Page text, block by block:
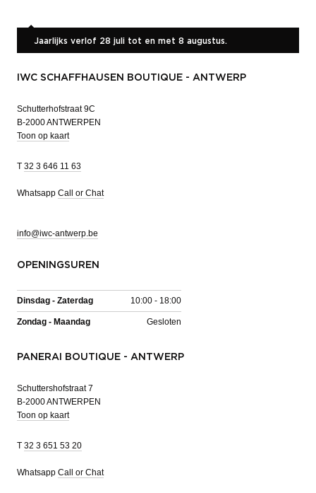
Jaarlijks verlof 28 juli tot en met 8 augustus.
IWC SCHAFFHAUSEN BOUTIQUE - ANTWERP
Schutterhofstraat 9C
B-2000 ANTWERPEN
Toon op kaart
T 32 3 646 11 63
Whatsapp Call or Chat
info@iwc-antwerp.be
OPENINGSUREN
Dinsdag - Zaterdag 10:00 - 18:00
Zondag - Maandag Gesloten
PANERAI BOUTIQUE - ANTWERP
Schuttershofstraat 7
B-2000 ANTWERPEN
Toon op kaart
T 32 3 651 53 20
Whatsapp Call or Chat